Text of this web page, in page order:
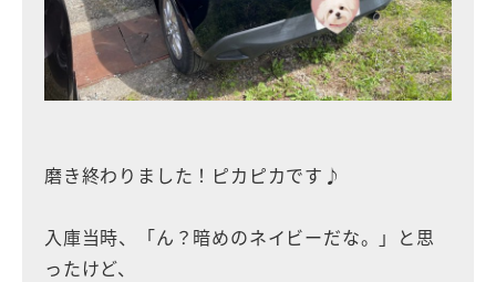
磨き終わりました！ピカピカです♪
入庫当時、「ん？暗めのネイビーだな。」と思
ったけど、